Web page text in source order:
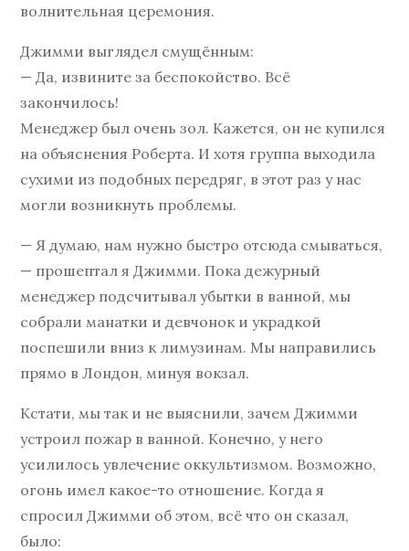
волнительная церемония.
Джимми выглядел смущённым:
— Да, извините за беспокойство. Всё
закончилось!
Менеджер был очень зол. Кажется, он не купился
на объяснения Роберта. И хотя группа выходила
сухими из подобных передряг, в этот раз у нас
могли возникнуть проблемы.
— Я думаю, нам нужно быстро отсюда смываться,
— прошептал я Джимми. Пока дежурный
менеджер подсчитывал убытки в ванной, мы
собрали манатки и девчонок и украдкой
поспешили вниз к лимузинам. Мы направились
прямо в Лондон, минуя вокзал.
Кстати, мы так и не выяснили, зачем Джимми
устроил пожар в ванной. Конечно, у него
усилилось увлечение оккультизмом. Возможно,
огонь имел какое-то отношение. Когда я
спросил Джимми об этом, всё что он сказал,
было: